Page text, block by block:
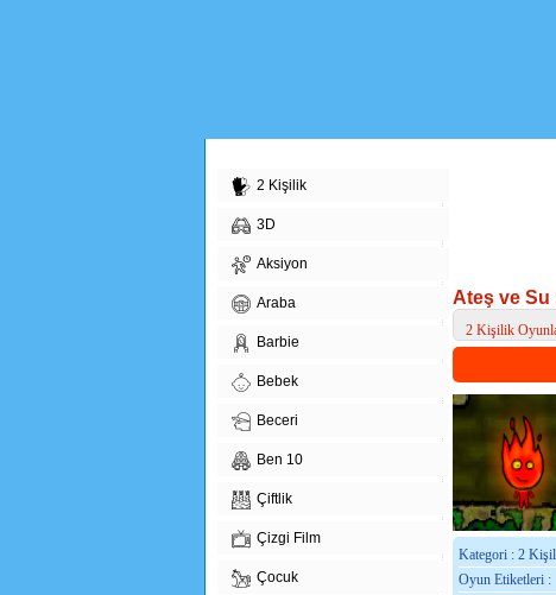
2 Kişilik
3D
Aksiyon
Araba
Barbie
Bebek
Beceri
Ben 10
Çiftlik
Çizgi Film
Çocuk
Ateş ve Su
2 Kişilik
Kategori : 2
Oyun Etiketleri :